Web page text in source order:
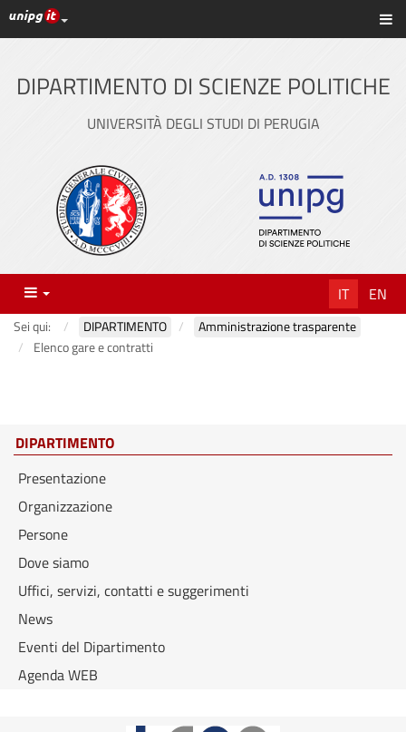
Vai
al
principale
Link ai principali servizi web di Ateneo
DIPARTIMENTO DI SCIENZE POLITICHE
UNIVERSITÀ DEGLI STUDI DI PERUGIA
Menu IT EN
Sei qui: DIPARTIMENTO
Amministrazione trasparente
Elenco gare e contratti
DIPARTIMENTO
Presentazione
Organizzazione
Persone
Dove siamo
Uffici, servizi, contatti e suggerimenti
News
Eventi del Dipartimento
Agenda WEB